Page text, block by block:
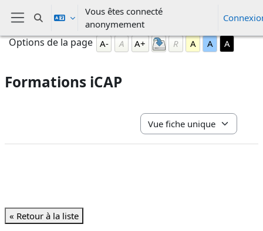
Passer au contenu principal
Panneau latéral
Activer/désactiver la saisie de recherche
Vous êtes connecté
anonymement
Blocs
Passer Options de la page
Options de la page A- A A+ R A A A
Formations iCAP
Navigation tertiaire du mode
« Retour à la liste